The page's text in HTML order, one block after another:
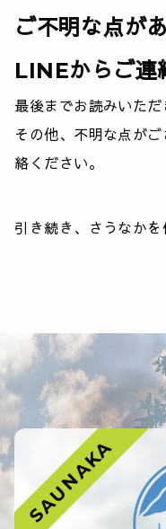
ご不明な点が
LINEからご連
最後までお読みいただ
その他、不明な点が
絡ください。
引き続き、さうなかを
SAUNAKA